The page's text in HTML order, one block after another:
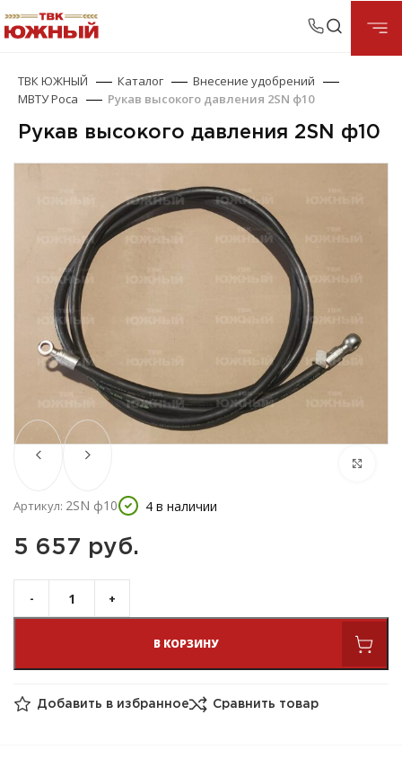
ТВК ЮЖНЫЙ Каталог
Внесение удобрений
МВТУ Роса
Рукав высокого давления 2SN ф10
Рукав высокого давления 2SN ф10
Артикул: 2SN ф10 4 в наличии
5 657 руб.
В КОРЗИНУ
Добавить в избранное Сравнить товар